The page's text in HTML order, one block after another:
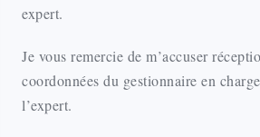
expert.
Je vous remercie de m’accuser
coordonnées du gestionnaire en
l’expert.